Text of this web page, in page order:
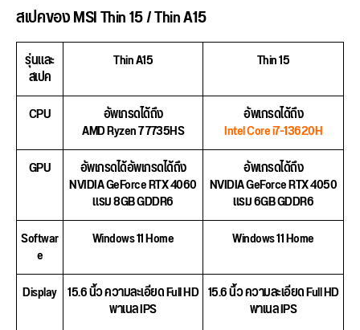
สเปคของ MSI Thin 15 / Thin A15
รุ่นและ
สเปค
Thin A15 Thin 15
CPU อัพเกรดได้ถึง
AMD Ryzen 7 7735HS
อัพเกรดได้ถึง
Intel Core i7-13620H
GPU
อัพเกรดได้อัพเกรดได้ถึง
NVIDIA GeForce RTX 4060
แรม 8GB GDDR6
อัพเกรดได้ถึง
NVIDIA GeForce RTX 4050
แรม 6GB GDDR6
Softwar
e
Windows 11 Home Windows 11 Home
Display 15.6 นิ้ว ความละเอียด Full HD
พาเนล IPS
15.6 นิ้ว ความละเอียด Full HD
พาเนล IPS